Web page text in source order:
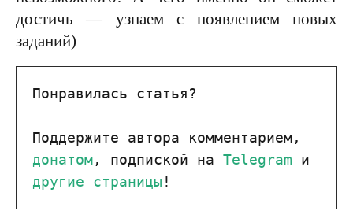
достичь — узнаем с появлением новых
заданий)
Понравилась статья?
донатом, подпиской на Telegram
другие страницы !